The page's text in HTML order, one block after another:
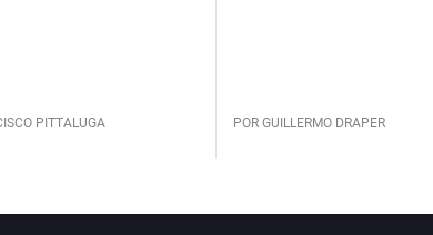
PITTALUGA POR GUILLERMO DRAPER